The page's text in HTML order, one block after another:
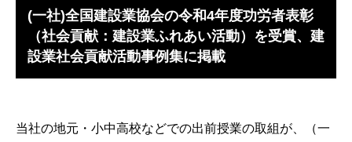
(一社)全国建設業協会の令和4年度功労者表彰
（社会貢献：建設業ふれあい活動）を受賞、建
設業社会貢献活動事例集に掲載
当社の地元・小中高校などでの出前授業の取組が、（一